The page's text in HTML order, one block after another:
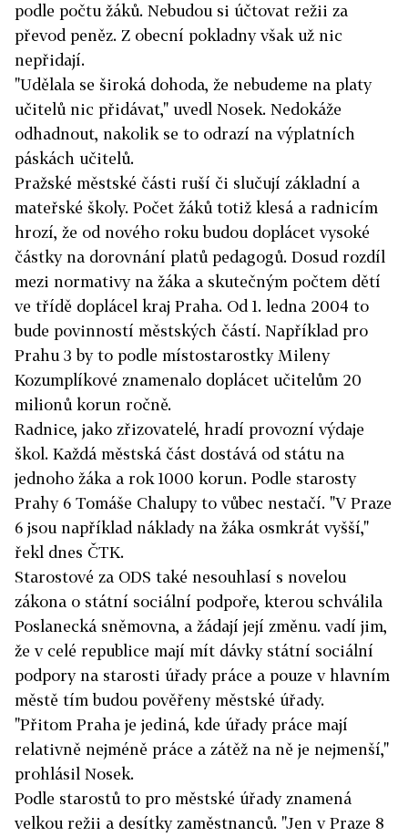
podle počtu žáků. Nebudou si účtovat režii za
převod peněz. Z obecní pokladny však už nic
nepřidají.
"Udělala se široká dohoda, že nebudeme na platy
učitelů nic přidávat," uvedl Nosek. Nedokáže
odhadnout, nakolik se to odrazí na výplatních
páskách učitelů.
Pražské městské části ruší či slučují základní a
mateřské školy. Počet žáků totiž klesá a radnicím
hrozí, že od nového roku budou doplácet vysoké
částky na dorovnání platů pedagogů. Dosud rozdíl
mezi normativy na žáka a skutečným počtem dětí
ve třídě doplácel kraj Praha. Od 1. ledna 2004 to
bude povinností městských částí. Například pro
Prahu 3 by to podle místostarostky Mileny
Kozumplíkové znamenalo doplácet učitelům 20
milionů korun ročně.
Radnice, jako zřizovatelé, hradí provozní výdaje
škol. Každá městská část dostává od státu na
jednoho žáka a rok 1000 korun. Podle starosty
Prahy 6 Tomáše Chalupy to vůbec nestačí. "V Praze
6 jsou například náklady na žáka osmkrát vyšší,"
řekl dnes ČTK.
Starostové za ODS také nesouhlasí s novelou
zákona o státní sociální podpoře, kterou schválila
Poslanecká sněmovna, a žádají její změnu. vadí jim,
že v celé republice mají mít dávky státní sociální
podpory na starosti úřady práce a pouze v hlavním
městě tím budou pověřeny městské úřady.
"Přitom Praha je jediná, kde úřady práce mají
relativně nejméně práce a zátěž na ně je nejmenší,"
prohlásil Nosek.
Podle starostů to pro městské úřady znamená
velkou režii a desítky zaměstnanců. "Jen v Praze 8